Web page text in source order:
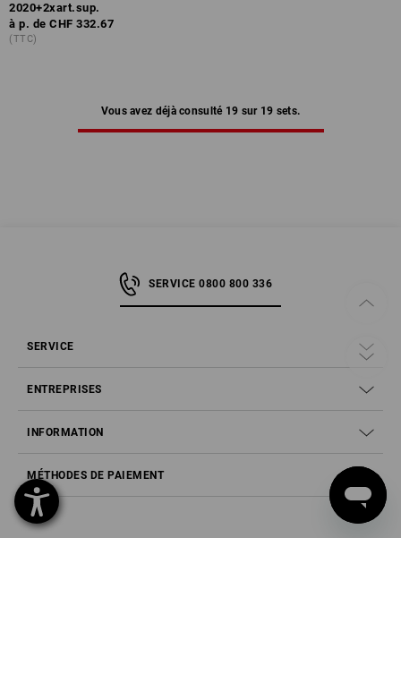
2020+2xart.sup.
à p. de CHF 332.67
(TTC)
Vous avez déjà consulté 19 sur 19 sets.
SERVICE 0800 800 336
SERVICE
ENTREPRISES
INFORMATION
MÉTHODES DE PAIEMENT